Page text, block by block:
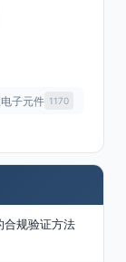
子元件 1170
合规验证方法